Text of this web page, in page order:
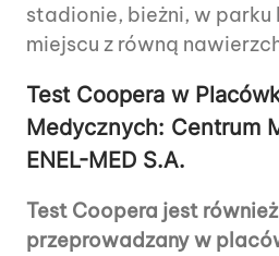
stadionie, bieżni, w parku
miejscu z równą
Test Coopera w
Medycznych: Centrum
ENEL-MED S.A.
Test Coopera jest również
przeprowadzany w